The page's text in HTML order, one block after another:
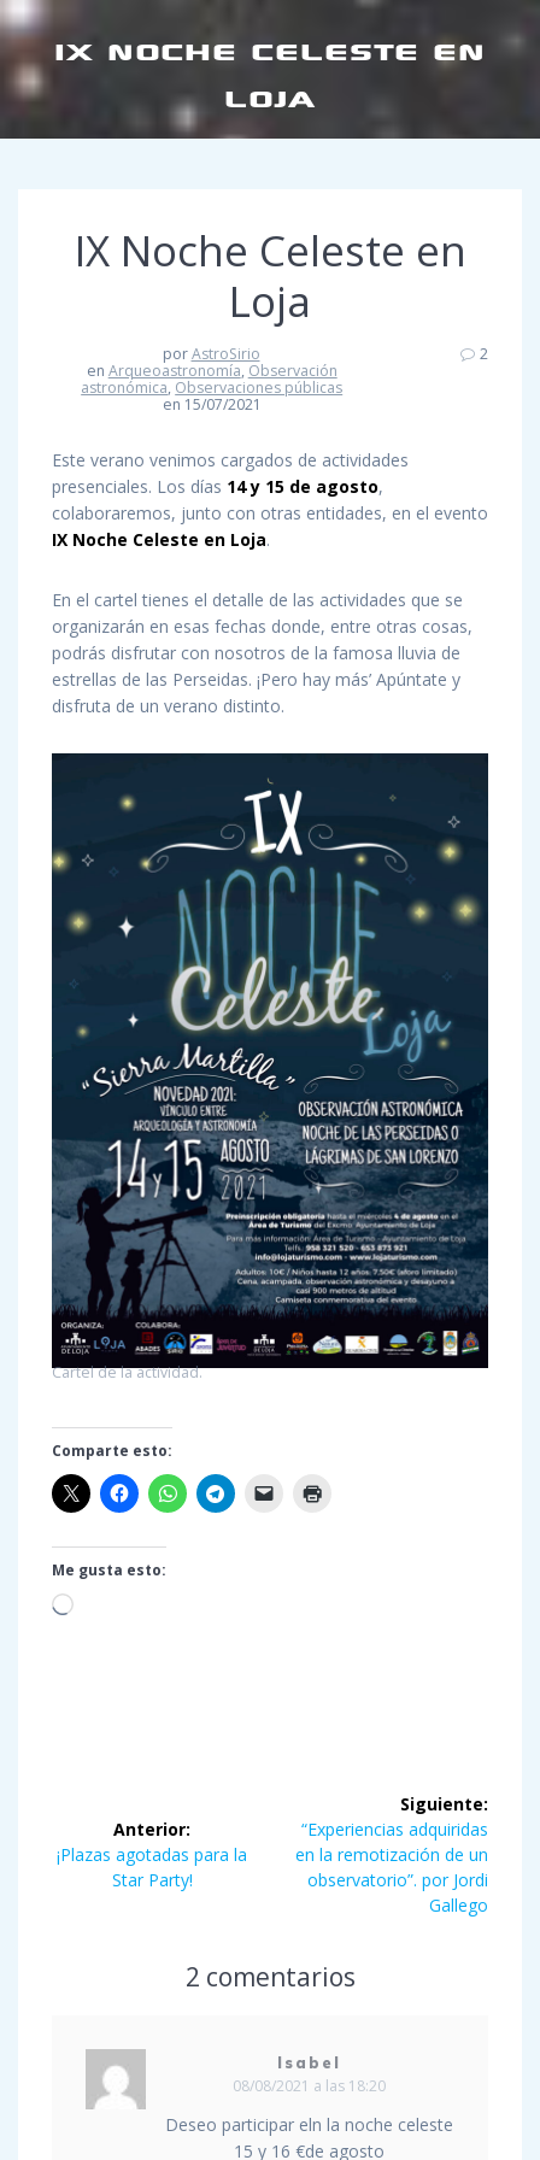
IX NOCHE CELESTE EN
LOJA
IX Noche Celeste en
Loja
porAstroSirio
en Arqueoastronomía, Observación
astronómica, Observaciones públicas
en 15/07/2021
2
Este verano venimos cargados de actividades
presenciales. Los días 14 y 15 de agosto,
colaboraremos, junto con otras entidades, en el evento
IX Noche Celeste en Loja.
En el cartel tienes el detalle de las actividades que se
organizarán en esas fechas donde, entre otras cosas,
podrás disfrutar con nosotros de la famosa lluvia de
estrellas de las Perseidas. ¡Pero hay más’ Apúntate y
disfruta de un verano distinto.
Cartel de la actividad.
Comparte esto:
Me gusta esto:
Cargando...
de
entradas
Anterior:
Entrada
anterior:
¡Plazas agotadas para la
Star Party!
Siguiente:
Siguiente
entrada:
“Experiencias adquiridas
en la remotización de un
observatorio”. por Jordi
Gallego
2 comentarios
Isabel
08/08/2021 a las 18:20
Deseo participar eln la noche celeste
15 y 16 €de agosto